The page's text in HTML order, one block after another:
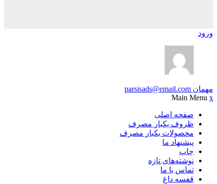
ورود
مهمان parsisads@email.com
Main Menu x
صفحه اصلی
ظروف یکبار مصرف
محصولات یکبار مصرف
پیشنهاد ما
چاپ
نوشته‌های تازه
تماس با ما
قفسه داغ